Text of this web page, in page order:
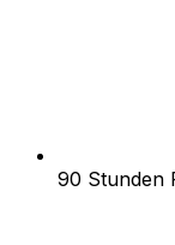
90 Stunden